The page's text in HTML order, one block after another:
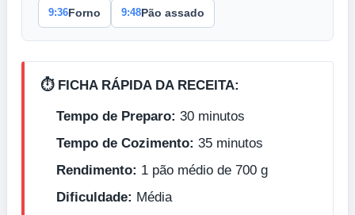
9:36 Forno 9:48 Pão assado
⏱️ FICHA RÁPIDA DA RECEITA:
Tempo de Preparo: 30 minutos
Tempo de Cozimento: 35 minutos
Rendimento: 1 pão médio de 700 g
Dificuldade: Média